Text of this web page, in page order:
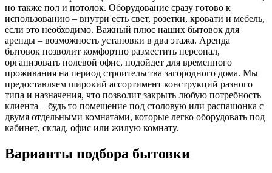
но также пол и потолок. Оборудование сразу готово к
использованию – внутри есть свет, розетки, кровати и мебель,
если это необходимо. Важный плюс наших бытовок для
аренды – возможность установки в два этажа. Аренда
бытовок позволит комфортно разместить персонал,
организовать полевой офис, подойдет для временного
проживания на период строительства загородного дома. Мы
предоставляем широкий ассортимент конструкций разного
типа и назначения, что позволит закрыть любую потребность
клиента – будь то помещение под столовую или распашонка с
двумя отдельными комнатами, которые легко оборудовать под
кабинет, склад, офис или жилую комнату.
Варианты подбора бытовки